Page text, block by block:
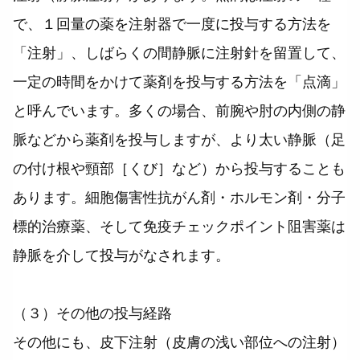
で、１回量の薬を注射器で一度に投与する方法を
「注射」、しばらくの間静脈に注射針を留置して、
一定の時間をかけて薬剤を投与する方法を「点滴」
と呼んでいます。多くの場合、前腕や肘の内側の静
脈などから薬剤を投与しますが、より太い静脈（足
の付け根や頸部［くび］など）から投与することも
あります。細胞傷害性抗がん剤・ホルモン剤・分子
標的治療薬、そして免疫チェックポイント阻害薬は
静脈を介して投与がなされます。
（３）その他の投与経路
その他にも、皮下注射（皮膚の浅い部位への注射）